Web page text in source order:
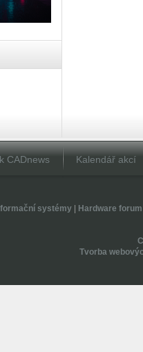
CADnews Kalendář akcí
systémy| Hardware forum
Tvorba